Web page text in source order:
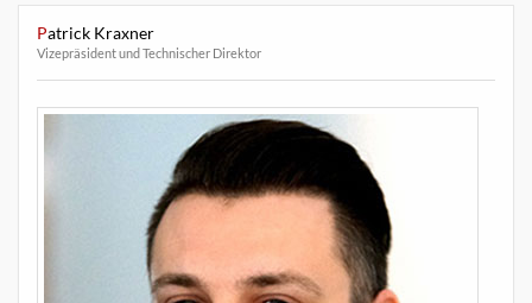
Patrick Kraxner
Vizepräsident und Technischer Direktor